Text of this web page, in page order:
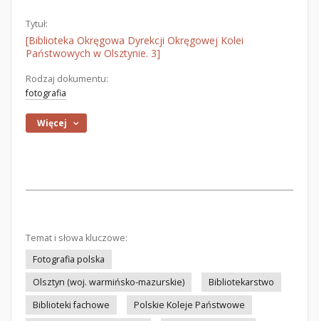
Tytuł:
[Biblioteka Okręgowa Dyrekcji Okręgowej Kolei
Państwowych w Olsztynie. 3]
Rodzaj dokumentu:
fotografia
Więcej
Temat i słowa kluczowe:
Fotografia polska
Olsztyn (woj. warmińsko-mazurskie)
Bibliotekarstwo
Biblioteki fachowe
Polskie Koleje Państwowe